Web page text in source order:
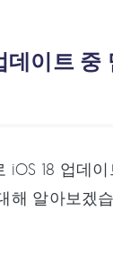
데이트 중
iOS 18 업데
해 알아보겠